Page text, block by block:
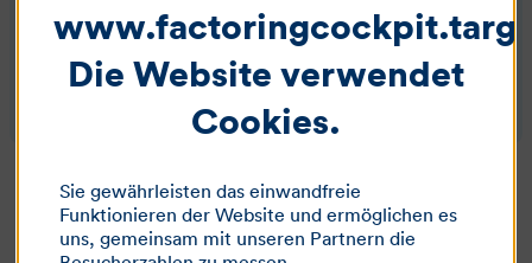
Ich stimme zu, dass meine persönlichen Daten
verwendet werden, um ein neues Passwort zu erhalten. Es
findet keine andere Verarbeitung meiner Daten statt.
Die Website verwendet
Cookies.
Sie gewährleisten das einwandfreie
Funktionieren der Website und ermöglichen es
uns, gemeinsam mit unseren Partnern die